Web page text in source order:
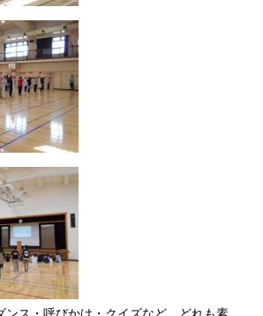
ンス・呼びかけ・クイズなど、どれも素